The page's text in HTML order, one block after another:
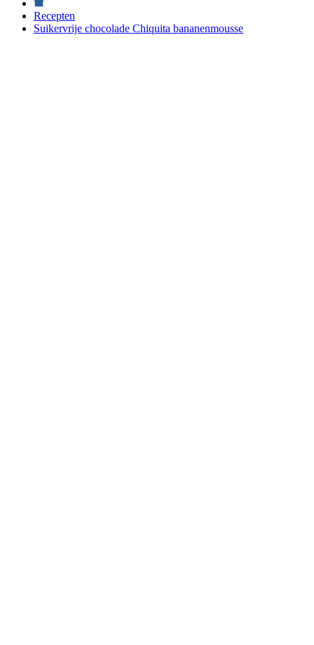
Recepten
Suikervrije chocolade Chiquita bananenmousse